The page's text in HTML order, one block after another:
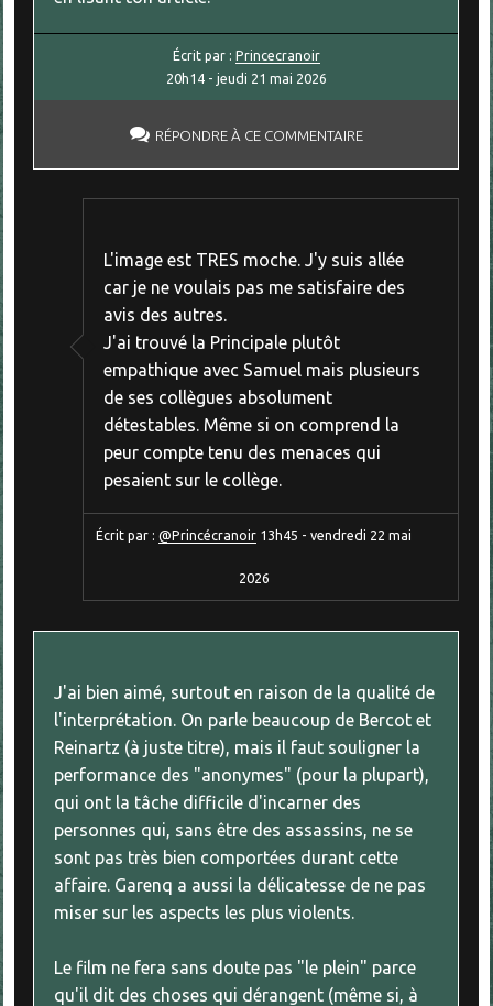
Écrit par : Princecranoir
20h14- jeudi 21 mai 2026
RÉPONDRE À CE COMMENTAIRE
L'image est TRES moche. J'y suis allée
car je ne voulais pas me satisfaire des
avis des autres.
J'ai trouvé la Principale plutôt
empathique avec Samuel mais plusieurs
de ses collègues absolument
détestables. Même si on comprend la
peur compte tenu des menaces qui
pesaient sur le collège.
Écrit par :@Princécranoir 13h45 -vendredi 22 mai
2026
J'ai bien aimé, surtout en raison de la qualité de
l'interprétation. On parle beaucoup de Bercot et
Reinartz (à juste titre), mais il faut souligner la
performance des "anonymes" (pour la plupart),
qui ont la tâche difficile d'incarner des
personnes qui, sans être des assassins, ne se
sont pas très bien comportées durant cette
affaire. Garenq a aussi la délicatesse de ne pas
miser sur les aspects les plus violents.
Le film ne fera sans doute pas "le plein" parce
qu'il dit des choses qui dérangent (même si, à